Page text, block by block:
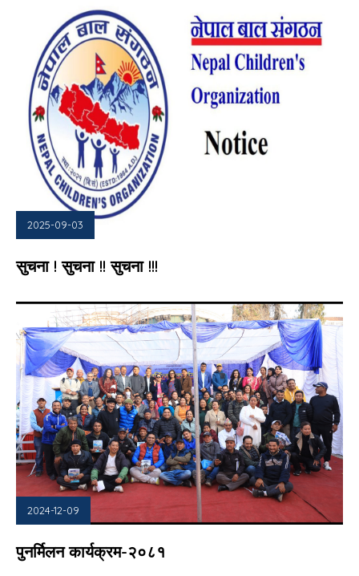
2025-09-03
सुचना ! सुचना !! सुचना !!!
2024-12-09
पुनर्मिलन कार्यक्रम-२०८१